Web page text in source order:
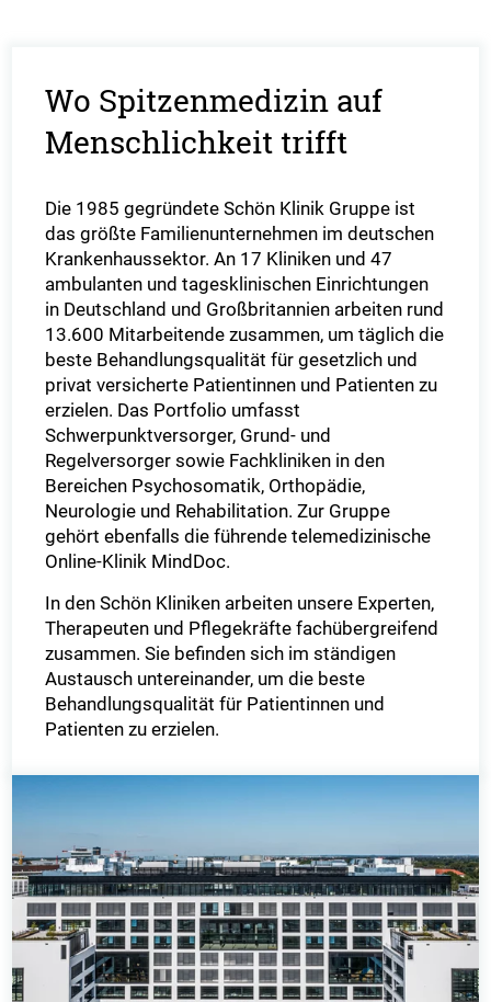
Wo Spitzenmedizin auf
Menschlichkeit trifft
Die 1985 gegründete Schön Klinik Gruppe ist
das größte Familienunternehmen im deutschen
Krankenhaussektor. An 17 Kliniken und 47
ambulanten und tagesklinischen Einrichtungen
in Deutschland und Großbritannien arbeiten rund
13.600 Mitarbeitende zusammen, um täglich die
beste Behandlungsqualität für gesetzlich und
privat versicherte Patientinnen und Patienten zu
erzielen. Das Portfolio umfasst
Schwerpunktversorger, Grund- und
Regelversorger sowie Fachkliniken in den
Bereichen Psychosomatik, Orthopädie,
Neurologie und Rehabilitation. Zur Gruppe
gehört ebenfalls die führende telemedizinische
Online-Klinik MindDoc.
In den Schön Kliniken arbeiten unsere Experten,
Therapeuten und Pflegekräfte fachübergreifend
zusammen. Sie befinden sich im ständigen
Austausch untereinander, um die beste
Behandlungsqualität für Patientinnen und
Patienten zu erzielen.